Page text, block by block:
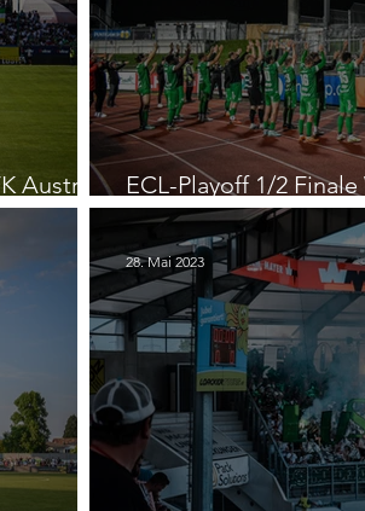
Austria
ECL-Playoff 1/2
Lustenau
28. Mai 2023